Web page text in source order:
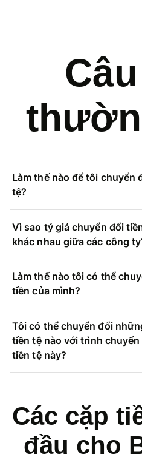
Làm thế nào để tôi chuyển
tệ?
Vì sao tỷ giá chuyển đổi
khác nhau giữa các công
Làm thế nào tôi có thể
tiền của mình?
Tôi có thể chuyển đổi
tiền tệ nào với trình chuyển
tiền tệ này?
Các cặp
đầu cho